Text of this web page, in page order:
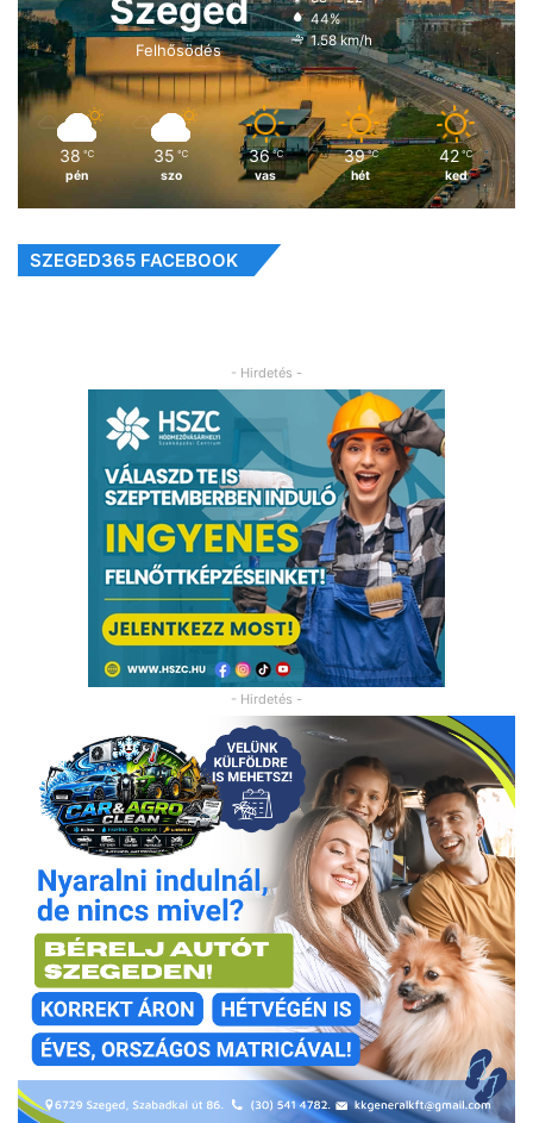
Szeged
Felhősödés
44%
1.58 km/h
38 ℃
pén
35 ℃
szo
36 ℃
vas
39 ℃
hét
42 ℃
ked
SZEGED365 FACEBOOK
- Hirdetés -
- Hirdetés -